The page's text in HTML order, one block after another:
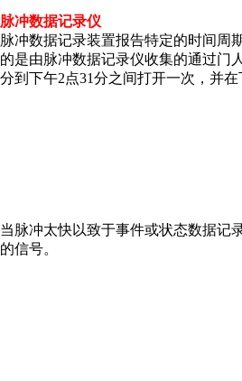
脉冲数据记录仪
脉冲数据记录装置报告特定的时间周
的是由脉冲数据记录仪收集的通过门
分到下午2点31分之间打开一次，并
当脉冲太快以致于事件或状态数据记
的信号。